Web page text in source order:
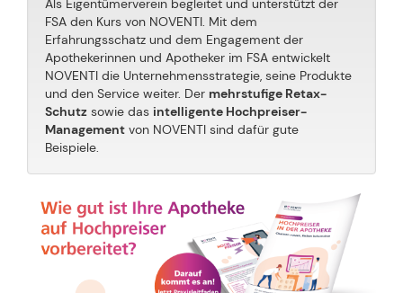
Als Eigentümerverein begleitet und unterstützt der
FSA den Kurs von NOVENTI. Mit dem
Erfahrungsschatz und dem Engagement der
Apothekerinnen und Apotheker im FSA entwickelt
NOVENTI die Unternehmensstrategie, seine Produkte
und den Service weiter. Der mehrstufige Retax-
Schutz sowie das intelligente Hochpreiser-
Management von NOVENTI sind dafür gute
Beispiele.